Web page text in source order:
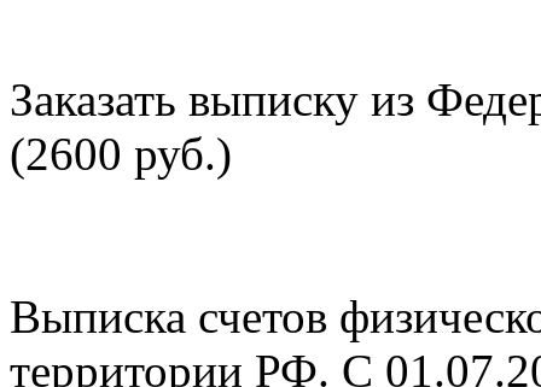
Заказать выписку из
(2600 руб.)
Выписка счетов
территории РФ. С